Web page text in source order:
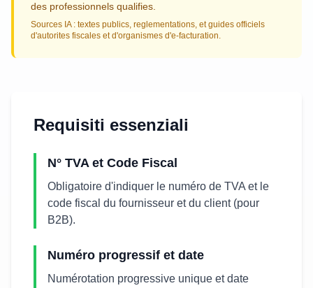
des professionnels qualifies.
Sources IA : textes publics, reglementations, et guides officiels
d'autorites fiscales et d'organismes d'e-facturation.
Requisiti essenziali
N° TVA et Code Fiscal
Obligatoire d'indiquer le numéro de TVA et le
code fiscal du fournisseur et du client (pour
B2B).
Numéro progressif et date
Numérotation progressive unique et date